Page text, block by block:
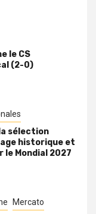
le CS
(2-0)
sélection
historique et
Mondial 2027
Mercato